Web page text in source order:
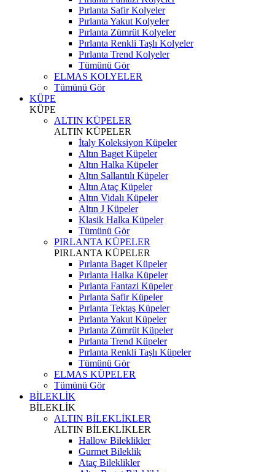
Pırlanta Safir Kolyeler
Pırlanta Yakut Kolyeler
Pırlanta Zümrüt Kolyeler
Pırlanta Renkli Taşlı Kolyeler
Pırlanta Trend Kolyeler
Tümünü Gör
ELMAS KOLYELER
Tümünü Gör
KÜPE
KÜPE
ALTIN KÜPELER
ALTIN KÜPELER
İtaly Koleksiyon Küpeler
Altın Baget Küpeler
Altın Halka Küpeler
Altın Sallantılı Küpeler
Altın Ataç Küpeler
Altın Vidalı Küpeler
Altın J Küpeler
Klasik Halka Küpeler
Tümünü Gör
PIRLANTA KÜPELER
PIRLANTA KÜPELER
Pırlanta Baget Küpeler
Pırlanta Halka Küpeler
Pırlanta Fantazi Küpeler
Pırlanta Safir Küpeler
Pırlanta Tektaş Küpeler
Pırlanta Yakut Küpeler
Pırlanta Zümrüt Küpeler
Pırlanta Trend Küpeler
Pırlanta Renkli Taşlı Küpeler
Tümünü Gör
ELMAS KÜPELER
Tümünü Gör
BİLEKLİK
BİLEKLİK
ALTIN BİLEKLİKLER
ALTIN BİLEKLİKLER
Hallow Bileklikler
Gurmet Bileklik
Ataç Bileklikler